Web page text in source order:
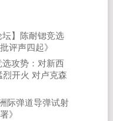
坛】陈耐锶竞选
评声四起》
攻势：对新西
开火 对卢克森
际弹道导弹试射
》